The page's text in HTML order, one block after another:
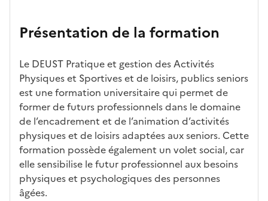
ses
act
éris
tiq
ues
par
ssemen
t
o
ali
té
s
d
e
c
a
n
di
s
ac
cè
s à
la
fo
rm
ati
on
re
dé
bo
uch
és
abl
em
Présentation de la formation
Le DEUST Pratique et gestion des Activités
Physiques et Sportives et de loisirs, publics seniors
est une formation universitaire qui permet de
former de futurs professionnels dans le domaine
de l’encadrement et de l’animation d’activités
physiques et de loisirs adaptées aux seniors. Cette
formation possède également un volet social, car
elle sensibilise le futur professionnel aux besoins
physiques et psychologiques des personnes
âgées.